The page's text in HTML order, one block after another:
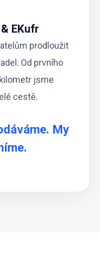
EKufr
prodloužit
Od prvního
jsme
cestě.
My